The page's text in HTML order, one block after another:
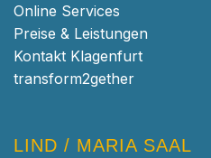
Online Services
Preise & Leistungen
Kontakt Klagenfurt
transform2gether
LIND / MARIA SAAL